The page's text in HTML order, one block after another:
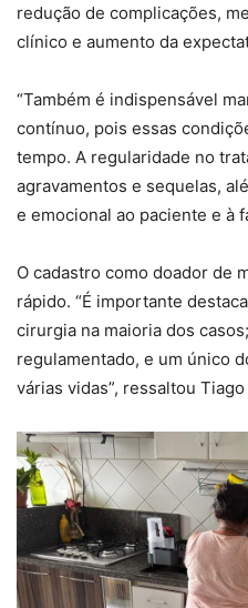
redução de complicações,
clínico e aumento da
“Também é indispensável
contínuo, pois essas
tempo. A regularidade no
agravamentos e sequelas,
e emocional ao paciente e à
O cadastro como doador de
rápido. “É importante
cirurgia na maioria dos
regulamentado, e um único
várias vidas”, ressaltou